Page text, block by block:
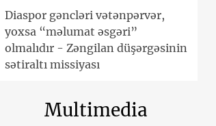
Diaspor gəncləri vətənpərvər,
yoxsa “məlumat əsgəri”
olmalıdır - Zəngilan düşərgəsinin
sətiraltı missiyası
Multimedia